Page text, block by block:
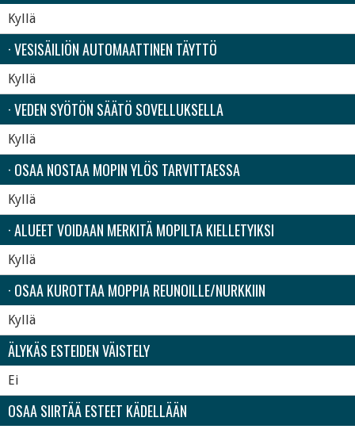
Kyllä
· VESISÄILIÖN AUTOMAATTINEN TÄYTTÖ
Kyllä
· VEDEN SYÖTÖN SÄÄTÖ SOVELLUKSELLA
Kyllä
· OSAA NOSTAA MOPIN YLÖS TARVITTAESSA
Kyllä
· ALUEET VOIDAAN MERKITÄ MOPILTA KIELLETYIKSI
Kyllä
· OSAA KUROTTAA MOPPIA REUNOILLE/NURKKIIN
Kyllä
ÄLYKÄS ESTEIDEN VÄISTELY
Ei
OSAA SIIRTÄÄ ESTEET KÄDELLÄÄN